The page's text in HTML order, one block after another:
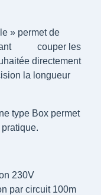
» permet de
couper les
directement
la longueur
type Box permet
230V
par circuit 100m